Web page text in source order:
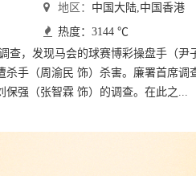
地区： 中国大陆,中国香港
热度：3144 ℃
查，发现马会的球赛博彩操盘手（尹
杀手（周渝民 饰）杀害。廉署首席调
保强（张智霖 饰）的调查。在此之...